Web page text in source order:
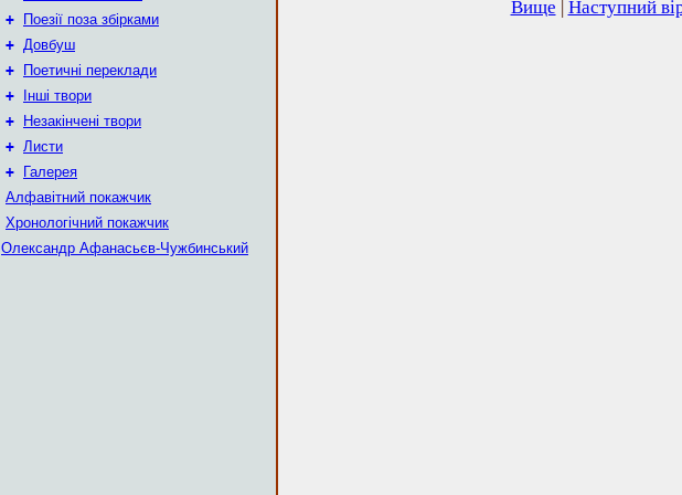
+
Поезії поза збірками
+ Довбуш
+
Поетичні переклади
+
Інші твори
+
Незакінчені твори
+ Листи
+
Галерея
Алфавітний покажчик
Хронологічний покажчик
Олександр Афанасьєв-Чужбинський
Вище Наступний